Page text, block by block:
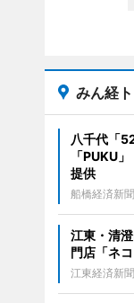
みん経
八千代「
「PUKU
提供
船橋経済新聞
江東・清
門店「ネ
江東経済新聞